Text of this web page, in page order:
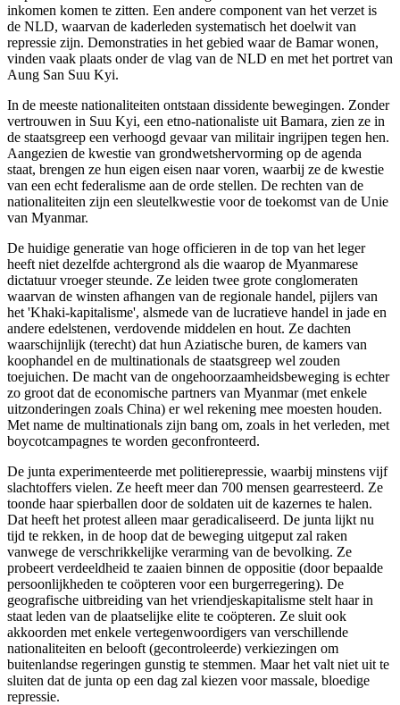
inkomen komen te zitten. Een andere component van het verzet is
de NLD, waarvan de kaderleden systematisch het doelwit van
repressie zijn. Demonstraties in het gebied waar de Bamar wonen,
vinden vaak plaats onder de vlag van de NLD en met het portret van
Aung San Suu Kyi.
In de meeste nationaliteiten ontstaan dissidente bewegingen. Zonder
vertrouwen in Suu Kyi, een etno-nationaliste uit Bamara, zien ze in
de staatsgreep een verhoogd gevaar van militair ingrijpen tegen hen.
Aangezien de kwestie van grondwetshervorming op de agenda
staat, brengen ze hun eigen eisen naar voren, waarbij ze de kwestie
van een echt federalisme aan de orde stellen. De rechten van de
nationaliteiten zijn een sleutelkwestie voor de toekomst van de Unie
van Myanmar.
De huidige generatie van hoge officieren in de top van het leger
heeft niet dezelfde achtergrond als die waarop de Myanmarese
dictatuur vroeger steunde. Ze leiden twee grote conglomeraten
waarvan de winsten afhangen van de regionale handel, pijlers van
het 'Khaki-kapitalisme', alsmede van de lucratieve handel in jade en
andere edelstenen, verdovende middelen en hout. Ze dachten
waarschijnlijk (terecht) dat hun Aziatische buren, de kamers van
koophandel en de multinationals de staatsgreep wel zouden
toejuichen. De macht van de ongehoorzaamheidsbeweging is echter
zo groot dat de economische partners van Myanmar (met enkele
uitzonderingen zoals China) er wel rekening mee moesten houden.
Met name de multinationals zijn bang om, zoals in het verleden, met
boycotcampagnes te worden geconfronteerd.
De junta experimenteerde met politierepressie, waarbij minstens vijf
slachtoffers vielen. Ze heeft meer dan 700 mensen gearresteerd. Ze
toonde haar spierballen door de soldaten uit de kazernes te halen.
Dat heeft het protest alleen maar geradicaliseerd. De junta lijkt nu
tijd te rekken, in de hoop dat de beweging uitgeput zal raken
vanwege de verschrikkelijke verarming van de bevolking. Ze
probeert verdeeldheid te zaaien binnen de oppositie (door bepaalde
persoonlijkheden te coöpteren voor een burgerregering). De
geografische uitbreiding van het vriendjeskapitalisme stelt haar in
staat leden van de plaatselijke elite te coöpteren. Ze sluit ook
akkoorden met enkele vertegenwoordigers van verschillende
nationaliteiten en belooft (gecontroleerde) verkiezingen om
buitenlandse regeringen gunstig te stemmen. Maar het valt niet uit te
sluiten dat de junta op een dag zal kiezen voor massale, bloedige
repressie.